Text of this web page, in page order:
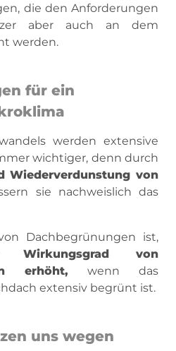
die den Anforderungen
aber auch an dem
werden.
für ein
werden extensive
wichtiger, denn durch
Wiederverdunstung von
sie nachweislich das
Dachbegrünungen ist,
Wirkungsgrad von
erhöht, wenn das
extensiv begrünt ist.
uns wegen